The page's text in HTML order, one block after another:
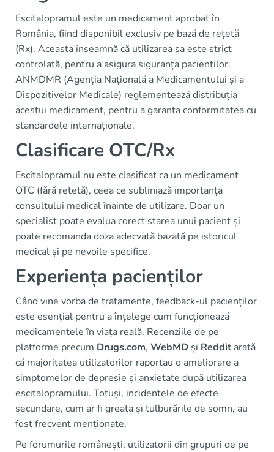
Escitalopramul este un medicament aprobat în
România, fiind disponibil exclusiv pe bază de rețetă
(Rx). Aceasta înseamnă că utilizarea sa este strict
controlată, pentru a asigura siguranța pacienților.
ANMDMR (Agenția Națională a Medicamentului și a
Dispozitivelor Medicale) reglementează distribuția
acestui medicament, pentru a garanta conformitatea cu
standardele internaționale.
Clasificare OTC/Rx
Escitalopramul nu este clasificat ca un medicament
OTC (fără rețetă), ceea ce subliniază importanța
consultului medical înainte de utilizare. Doar un
specialist poate evalua corect starea unui pacient și
poate recomanda doza adecvată bazată pe istoricul
medical și pe nevoile specifice.
Experiența pacienților
Când vine vorba de tratamente, feedback-ul pacienților
este esențial pentru a înțelege cum funcționează
medicamentele în viața reală. Recenziile de pe
platforme precum Drugs.com, WebMD și Redditarată
că majoritatea utilizatorilor raportau o ameliorare a
simptomelor de depresie și anxietate după utilizarea
escitalopramului. Totuși, incidentele de efecte
secundare, cum ar fi greața și tulburările de somn, au
fost frecvent menționate.
Pe forumurile românești, utilizatorii din grupuri de pe